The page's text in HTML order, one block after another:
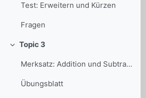
Test: Erweitern und Kürzen
Fragen
Einklappen
Topic 3
Merksatz: Addition und Subtraktion
Übungsblatt